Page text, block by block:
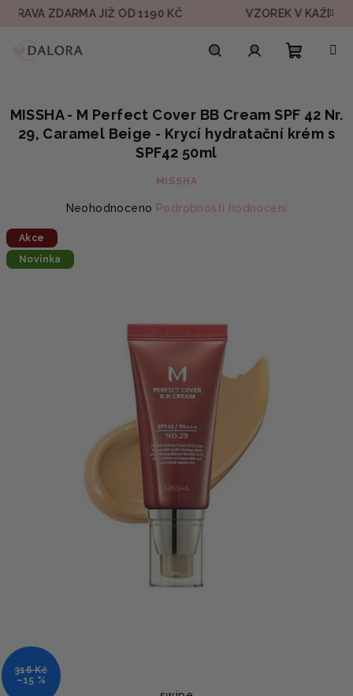
Přejít
ZDARMA JIŽ OD 1190 KČ VZOREK V KAŽDÉ
košík
MISSHA - M Perfect Cover BB Cream SPF 42 Nr.
29, Caramel Beige - Krycí hydratační krém s
SPF42 50ml
MISSHA
Průměrné
je
0,0
Neohodnoceno Podrobnosti hodnocení
Akce
Novinka
316 Kč
–15 %